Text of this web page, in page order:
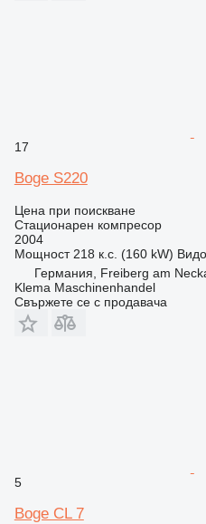
17
Boge S220
Цена при поискване
Стационарен компресор
2004
Мощност 218 к.с. (160 kW)
Германия, Freiberg am
Klema Maschinenhandel
Свържете се с продавача
5
Boge CL 7